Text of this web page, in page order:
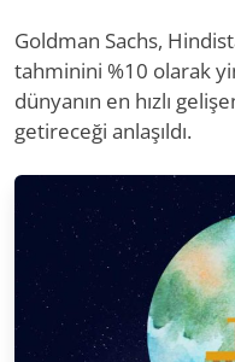
Goldman Sachs,
tahminini %10 olarak
dünyanın en hızlı
getireceği anlaşıldı.